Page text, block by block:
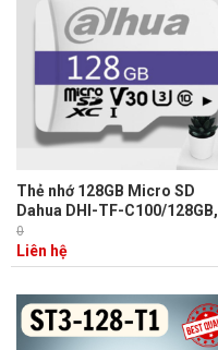
Thẻ nhớ 128GB Micro SD
Dahua DHI-TF-C100/128GB,
Tốc độ đọc 95MB/s, Tốc độ
ghi 38MB/s
0
Liên hệ